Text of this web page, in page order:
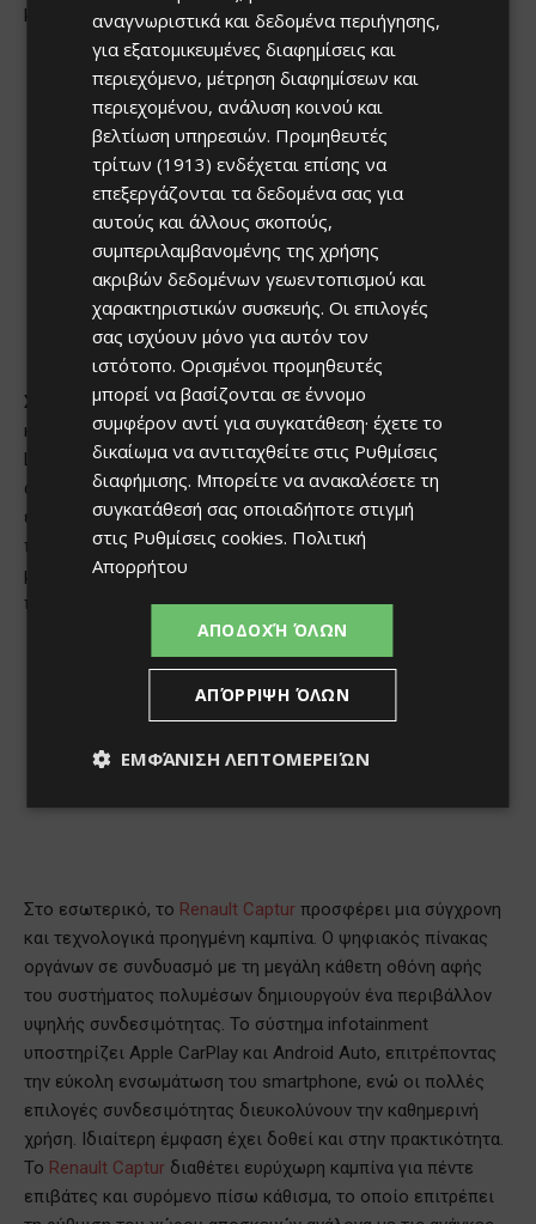
αναγνωριστικά και δεδομένα περιήγησης,
για εξατομικευμένες διαφημίσεις και
περιεχόμενο, μέτρηση διαφημίσεων και
περιεχομένου, ανάλυση κοινού και
βελτίωση υπηρεσιών. Προμηθευτές
τρίτων (1913) ενδέχεται επίσης να
επεξεργάζονται τα δεδομένα σας για
αυτούς και άλλους σκοπούς,
συμπεριλαμβανομένης της χρήσης
ακριβών δεδομένων γεωεντοπισμού και
χαρακτηριστικών συσκευής. Οι επιλογές
σας ισχύουν μόνο για αυτόν τον
ιστότοπο. Ορισμένοι προμηθευτές
μπορεί να βασίζονται σε έννομο
συμφέρον αντί για συγκατάθεση· έχετε το
δικαίωμα να αντιταχθείτε στις Ρυθμίσεις
διαφήμισης. Μπορείτε να ανακαλέσετε τη
συγκατάθεσή σας οποιαδήποτε στιγμή
στις Ρυθμίσεις cookies. Πολιτική
Απορρήτου
ΑΠΟΔΟΧΉ ΌΛΩΝ
ΑΠΌΡΡΙΨΗ ΌΛΩΝ
ΕΜΦΆΝΙΣΗ ΛΕΠΤΟΜΕΡΕΙΏΝ